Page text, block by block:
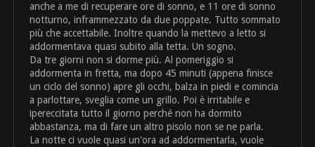
anche a me di recuperare ore di sonno, e 11 ore di sonno
notturno, inframmezzato da due poppate. Tutto sommato
più che accettabile. Inoltre quando la mettevo a letto si
addormentava quasi subito alla tetta. Un sogno.
Da tre giorni non si dorme più. Al pomeriggio si
addormenta in fretta, ma dopo 45 minuti (appena finisce
un ciclo del sonno) apre gli occhi, balza in piedi e comincia
a parlottare, sveglia come un grillo. Poi è irritabile e
ipereccitata tutto il giorno perché non ha dormito
abbastanza, ma di fare un altro pisolo non se ne parla.
La notte ci vuole quasi un'ora ad addormentarla, vuole